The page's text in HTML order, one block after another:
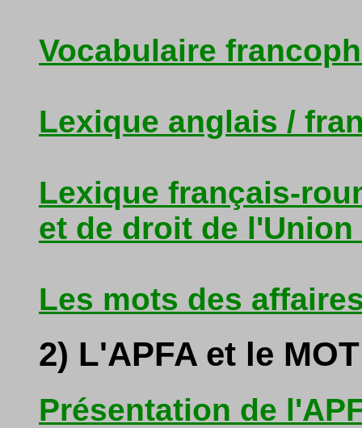
Vocabulaire
Lexique anglais /
Lexique français-
et de droit de l'Union
Les mots des
2) L'APFA et le
Présentation de